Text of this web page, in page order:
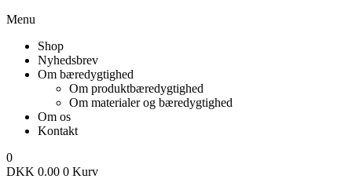
Menu
Shop
Nyhedsbrev
Om bæredygtighed
Om produktbæredygtighed
Om materialer og bæredygtighed
Om os
Kontakt
0
DKK 0.00 0 Kurv